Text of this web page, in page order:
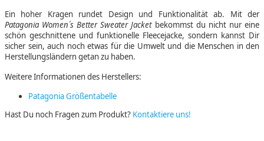
Ein hoher Kragen rundet Design und Funktionalität ab. Mit der
Patagonia Women´s Better Sweater Jacketbekommst du nicht nur eine
schön geschnittene und funktionelle Fleecejacke, sondern kannst Dir
sicher sein, auch noch etwas für die Umwelt und die Menschen in den
Herstellungsländern getan zu haben.
Weitere Informationen des Herstellers:
Patagonia Größentabelle
Hast Du noch Fragen zum Produkt? Kontaktiere uns!